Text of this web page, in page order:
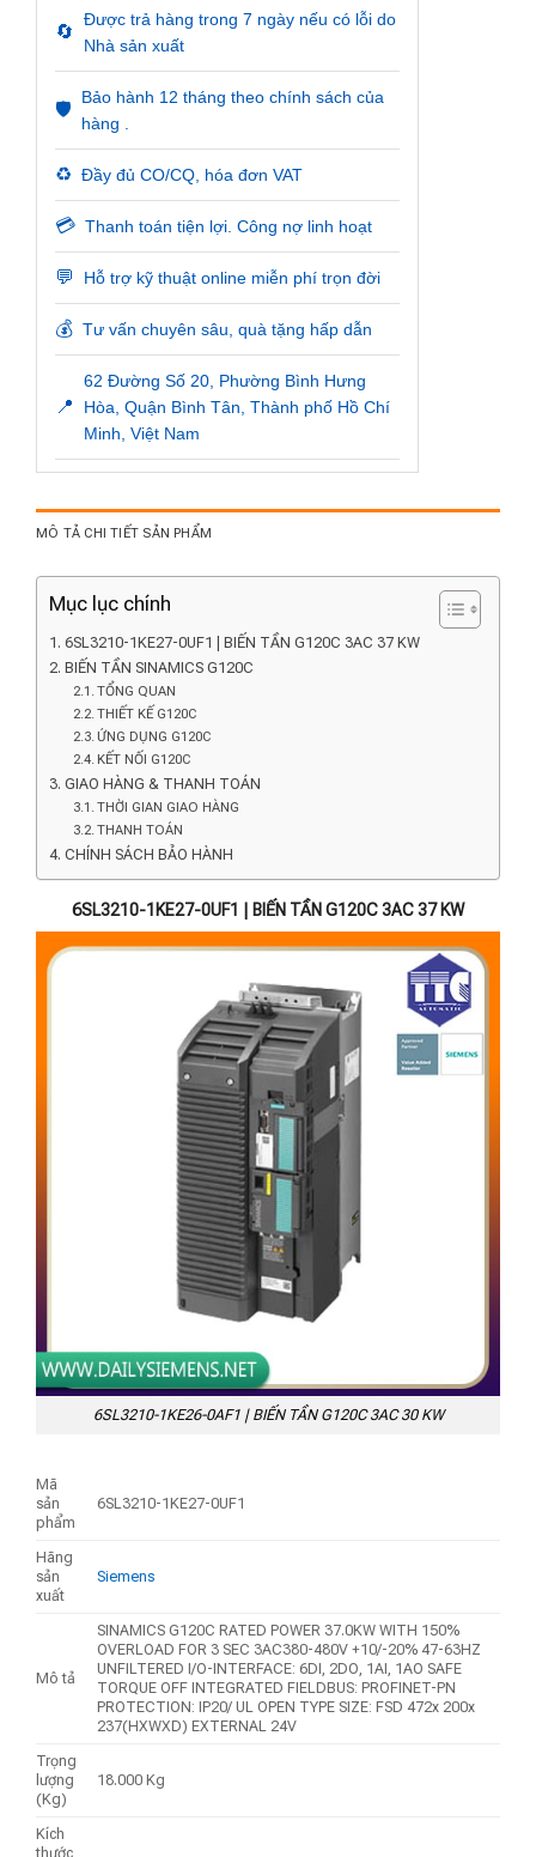
🔄
Được trả hàng trong 7 ngày nếu có lỗi do
Nhà sản xuất
🛡️
Bảo hành 12 tháng theo chính sách của
hàng .
♻️ Đầy đủ CO/CQ, hóa đơn VAT
💳 Thanh toán tiện lợi. Công nợ linh hoạt
💬 Hỗ trợ kỹ thuật online miễn phí trọn đời
💰 Tư vấn chuyên sâu, quà tặng hấp dẫn
📍
62 Đường Số 20, Phường Bình Hưng
Hòa, Quận Bình Tân, Thành phố Hồ Chí
Minh, Việt Nam
MÔ TẢ CHI TIẾT SẢN PHẨM
Mục lục chính
6SL3210-1KE27-0UF1 | BIẾN TẦN G120C 3AC 37 KW
BIẾN TẦN SINAMICS G120C
TỔNG QUAN
THIẾT KẾ G120C
ỨNG DỤNG G120C
KẾT NỐI G120C
GIAO HÀNG & THANH TOÁN
THỜI GIAN GIAO HÀNG
THANH TOÁN
CHÍNH SÁCH BẢO HÀNH
6SL3210-1KE27-0UF1 | BIẾN TẦN G120C 3AC 37 KW
6SL3210-1KE26-0AF1 | BIẾN TẦN G120C 3AC 30 KW
Mã
sản
phẩm
6SL3210-1KE27-0UF1
Hãng
sản
xuất
Siemens
Mô tả
SINAMICS G120C RATED POWER 37.0KW WITH 150%
OVERLOAD FOR 3 SEC 3AC380-480V +10/-20% 47-63HZ
UNFILTERED I/O-INTERFACE: 6DI, 2DO, 1AI, 1AO SAFE
TORQUE OFF INTEGRATED FIELDBUS: PROFINET-PN
PROTECTION: IP20/ UL OPEN TYPE SIZE: FSD 472x 200x
237(HXWXD) EXTERNAL 24V
Trọng
lượng
(Kg)
18.000 Kg
Kích
thước